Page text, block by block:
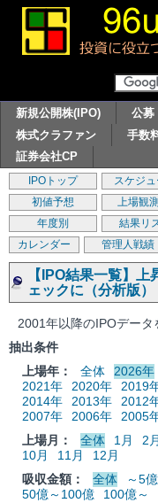
新規公開株(IPO) 公募
株式クラファン
手数
証券会社CP
IPOトップ スケジ
初値予想
上場観
年度別
結果リ
カレンダー
管理人戦績
【IPO結果一覧】
ェックに（分析版）
2001年以降のIPOデータ
抽出条件
上場年：
全体 2026年
2021年
2020年 2019
2014年
2013年 2012
2007年
2006年 2005
上場月：
全体 1月 2月
10月
11月
12月
吸収金額：
全体 ～5億
50億～100億
100億～